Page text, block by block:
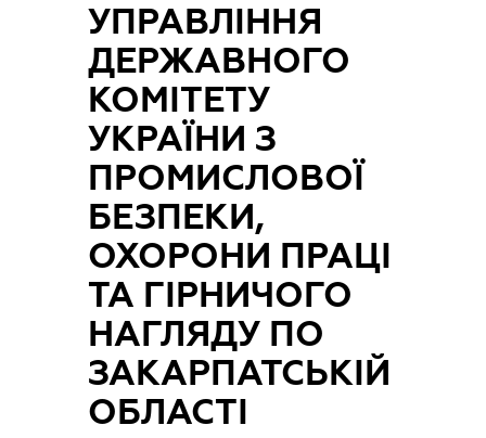
УПРАВЛІННЯ
ДЕРЖАВНОГО
КОМІТЕТУ
УКРАЇНИ З
ПРОМИСЛОВОЇ
БЕЗПЕКИ,
ОХОРОНИ ПРАЦІ
ТА ГІРНИЧОГО
НАГЛЯДУ ПО
ЗАКАРПАТСЬКІЙ
ОБЛАСТІ